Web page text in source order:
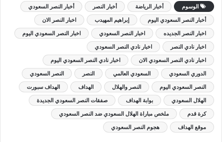
الوسوم أخبار الرياضة أخبار النصر أخبار النصر السعودي
أخبار النصر السعودي اليوم إبراهيم المهيدب اخبار النصر الان
اخبار النصر الجديده اخبار النصر السعودي اخبار النصر السعودي اليوم
اخبار نادي النصر اخبار نادي النصر السعودي
اخبار نادي النصر السعودي الان اخبار نادي النصر السعودي اليوم
الدوري السعودي السعودي العالمي النصر النصر السعودي
النصر السعودي اليوم النصر والهلال الهداف الهداف سبورت
الهلال السعودي بوابة الهداف صفقات النصر السعودي الجديدة
كرة قدم ملخص مباراة الهلال السعودي ضد النصر السعودي
موقع الهداف هجوم النصر السعودي